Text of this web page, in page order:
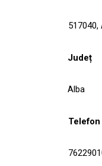
517040,
Județ
Alba
Telefon